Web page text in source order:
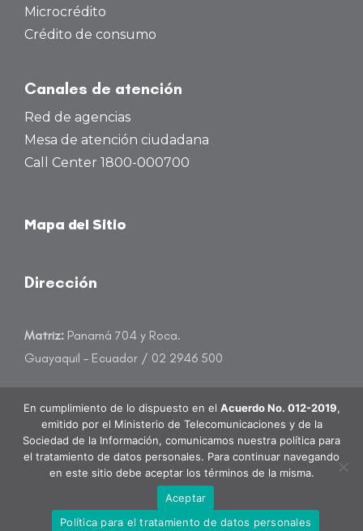
Microcrédito
Crédito de consumo
Canales de atención
Red de agencias
Mesa de atención ciudadana
Call Center 1800-000700
Mapa del Sitio
Dirección
Matriz: Panamá 704 y Roca.
Guayaquil – Ecuador / 02 2946 500
atencioncliente@banecuador.fin.ec
BanEcuador B.P. Todos los derechos reservados.
En cumplimiento de lo dispuesto en el Acuerdo No. 012-2019,
emitido por el Ministerio de Telecomunicaciones y de la
Sociedad de la Información, comunicamos nuestra política para
el tratamiento de datos personales. Para continuar navegando
en este sitio debe aceptar los términos de la misma.
Aceptar
Política para el tratamiento de datos personales